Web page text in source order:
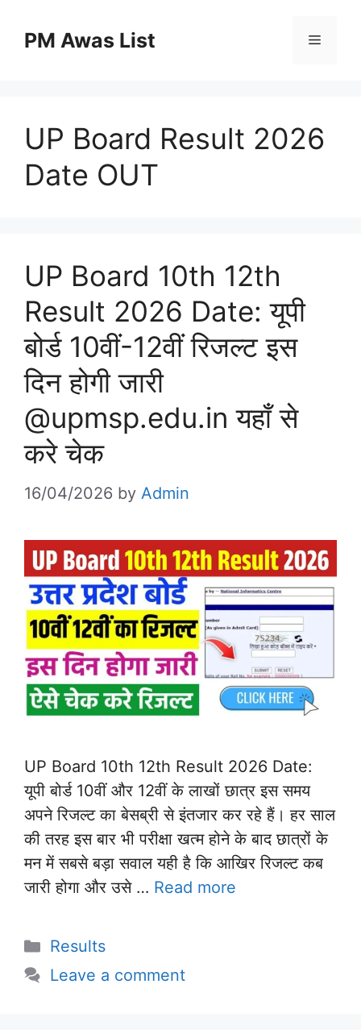
PM Awas List Menu
UP Board Result 2026
Date OUT
UP Board 10th 12th
Result 2026 Date: यूपी
बोर्ड 10वीं-12वीं रिजल्ट इस
दिन होगी जारी
@upmsp.edu.in यहाँ से
करे चेक
16/04/2026 by Admin
UP Board 10th 12th Result 2026 Date:
यूपी बोर्ड 10वीं और 12वीं के लाखों छात्र इस समय
अपने रिजल्ट का बेसब्री से इंतजार कर रहे हैं। हर साल
की तरह इस बार भी परीक्षा खत्म होने के बाद छात्रों के
मन में सबसे बड़ा सवाल यही है कि आखिर रिजल्ट कब
जारी होगा और उसे … Read more
Categories
Results
Leave a comment